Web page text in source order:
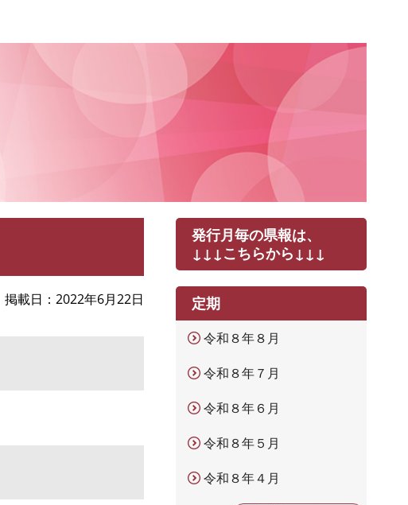
掲載日 2022年6月22日
発行月毎の県報は、
↓↓↓こちらから↓↓↓
定期
令和８年８月
令和８年７月
令和８年６月
令和８年５月
令和８年４月